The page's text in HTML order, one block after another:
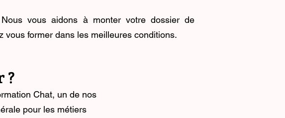
vous aidons à monter votre dossier de
vous former dans les meilleures conditions.
?
Chat, un de nos
pour les métiers